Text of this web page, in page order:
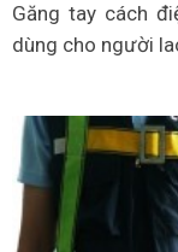
Găng tay cách
dùng cho người